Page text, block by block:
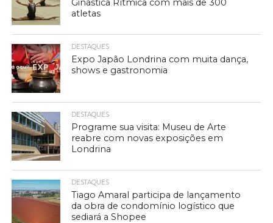
Ginástica Rítmica com mais de 300
atletas
DESTAQUES
Expo Japão Londrina com muita dança,
shows e gastronomia
DESTAQUES
Programe sua visita: Museu de Arte
reabre com novas exposições em
Londrina
DESTAQUES
Tiago Amaral participa de lançamento
da obra de condomínio logístico que
sediará a Shopee